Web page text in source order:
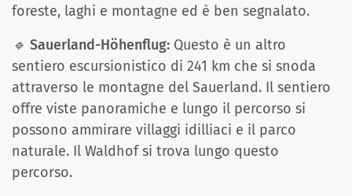
foreste, laghi e montagne ed è ben segnalato.
🔹 Sauerland-Höhenflug: Questo è un altro
sentiero escursionistico di 241 km che si snoda
attraverso le montagne del Sauerland. Il sentiero
offre viste panoramiche e lungo il percorso si
possono ammirare villaggi idilliaci e il parco
naturale. Il Waldhof si trova lungo questo
percorso.